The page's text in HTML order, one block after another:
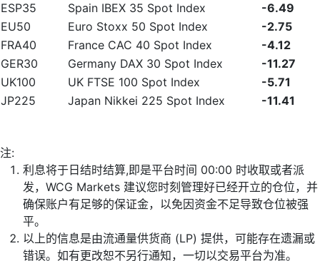
ESP35
Spain IBEX 35 Spot Index
-6.49
EU50
Euro Stoxx 50 Spot Index
-2.75
FRA40
France CAC 40 Spot Index
-4.12
GER30
Germany DAX 30 Spot Index
-11.27
UK100
UK FTSE 100 Spot Index
-5.71
JP225
Japan Nikkei 225 Spot Index -11.41
注:
利息将于日结时结算,即是平台时间 00:00 时收取或者派
发，WCG Markets 建议您时刻管理好已经开立的仓位，并
确保账户有足够的保证金，以免因资金不足导致仓位被强
平。
以上的信息是由流通量供货商 (LP) 提供，可能存在遗漏或
错误。如有更改恕不另行通知，一切以交易平台为准。